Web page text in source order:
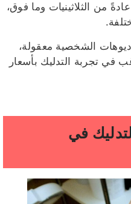
من الثلاثينيات وما فوق،
الشخصية معقولة،
في تجربة التدليك بأسعار
في